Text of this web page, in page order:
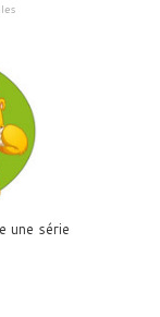
une série